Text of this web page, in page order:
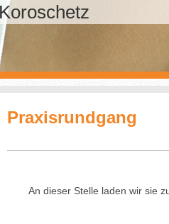
Praxisrundgang
An dieser Stelle laden wir sie